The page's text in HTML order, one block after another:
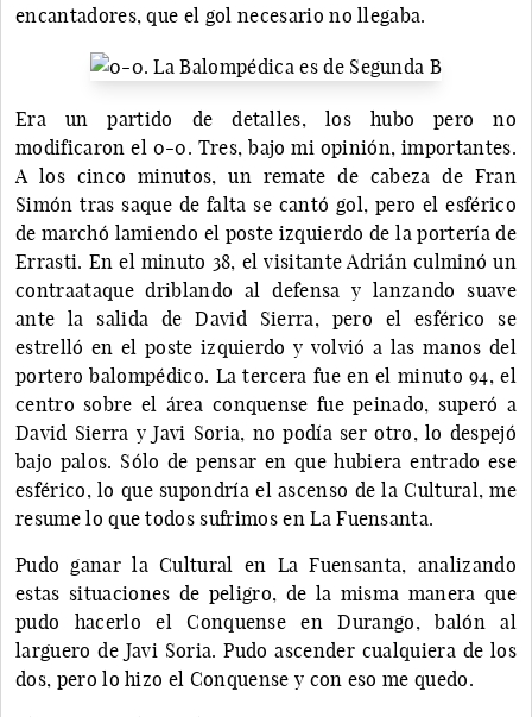
encantadores, que el gol necesario no llegaba.
Era un partido de detalles, los hubo pero no
modificaron el 0-0. Tres, bajo mi opinión, importantes.
A los cinco minutos, un remate de cabeza de Fran
Simón tras saque de falta se cantó gol, pero el esférico
de marchó lamiendo el poste izquierdo de la portería de
Errasti. En el minuto 38, el visitante Adrián culminó un
contraataque driblando al defensa y lanzando suave
ante la salida de David Sierra, pero el esférico se
estrelló en el poste izquierdo y volvió a las manos del
portero balompédico. La tercera fue en el minuto 94, el
centro sobre el área conquense fue peinado, superó a
David Sierra y Javi Soria, no podía ser otro, lo despejó
bajo palos. Sólo de pensar en que hubiera entrado ese
esférico, lo que supondría el ascenso de la Cultural, me
resume lo que todos sufrimos en La Fuensanta.
Pudo ganar la Cultural en La Fuensanta, analizando
estas situaciones de peligro, de la misma manera que
pudo hacerlo el Conquense en Durango, balón al
larguero de Javi Soria. Pudo ascender cualquiera de los
dos, pero lo hizo el Conquense y con eso me quedo.